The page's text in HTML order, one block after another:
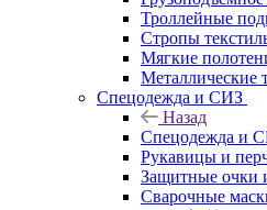
Троллейные
Стропы
Мягкие
Металлические
Спецодежда и СИЗ
Назад
Спецодежда и
Рукавицы и
Защитные очки
Сварочные